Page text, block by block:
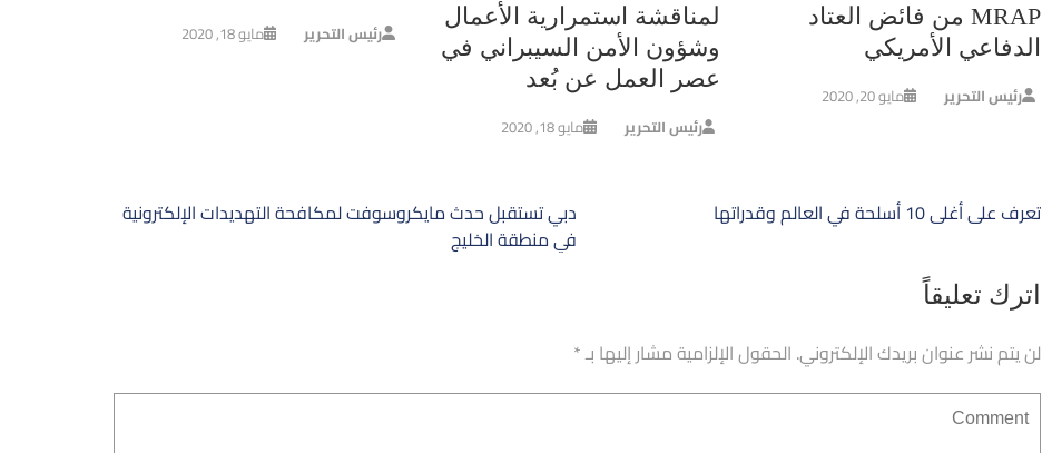
MRAP من فائض العتاد
الدفاعي الأمريكي
رئيس التحرير مايو 20, 2020
لمناقشة استمرارية الأعمال
وشؤون الأمن السيبراني في
عصر العمل عن بُعد
رئيس التحرير مايو 18, 2020
رئيس التحرير مايو 18, 2020
تصفّح
المقالات
دبي تستقبل حدث مايكروسوفت لمكافحة التهديدات الإلكترونية
في منطقة الخليج
تعرف على أغلى 10 أسلحة في العالم وقدراتها
اترك تعليقاً
لن يتم نشر عنوان بريدك الإلكتروني. الحقول الإلزامية مشار إليها بـ*